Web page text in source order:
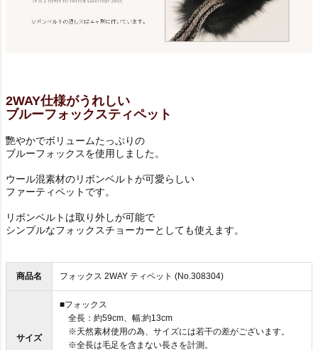
2WAY仕様がうれしい
ブルーフォックスティペット
艷やかでボリュームたっぷりの
ブルーフォックスを使用しました。
ウール混素材のリボンベルトが可愛らしい
ファーティペットです。
リボンベルトは取り外しが可能で
シンプルなフォックスチョーカーとしても使えます。
商品名 フォックス 2WAY ティペット (No.308304)
サイズ
■フォックス
全長：約59cm、幅:約13cm
※天然素材使用の為、サイズには若干の差がございます。
※全長は毛足を含まない長さを計測。